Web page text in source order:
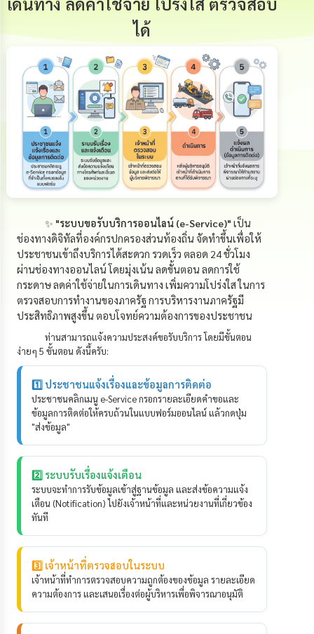
จ้าง
เงิน
การ
คลัง
นโยบาย
No
Gift
Policy
การ
เพื่อ
ป้องกัน
การ
ทุจริต
มาตรการ
ส่ง
เสริม
คุณธรรม
และ
โปร่งใส
ร้อง
เรียน
ร้อง
ทุกข์
e-
Service
กิจการ
สภา
กิจการ
สภา
ได้
✨ "ระบบขอรับบริการออนไลน์ (e-Service)" เป็น
ช่องทางดิจิทัลที่องค์กรปกครองส่วนท้องถิ่น จัดทำขึ้นเพื่อให้
ประชาชนเข้าถึงบริการได้สะดวก รวดเร็ว ตลอด 24 ชั่วโมง
ผ่านช่องทางออนไลน์ โดยมุ่งเน้น ลดขั้นตอน ลดการใช้
กระดาษ ลดค่าใช้จ่ายในการเดินทาง เพิ่มความโปร่งใส ในการ
ตรวจสอบการทำงานของภาครัฐ การบริหารงานภาครัฐมี
ประสิทธิภาพสูงขึ้น ตอบโจทย์ความต้องการของประชาชน
ท่านสามารถแจ้งความประสงค์ขอรับบริการ โดยมีขั้นตอน
ง่ายๆ 5 ขั้นตอน ดังนี้ครับ:
1️⃣ ประชาชนแจ้งเรื่องและข้อมูลการติดต่อ
ประชาชนคลิกเมนู e-Service กรอกรายละเอียดคำขอและ
ข้อมูลการติดต่อให้ครบถ้วนในแบบฟอร์มออนไลน์ แล้วกดปุ่ม
"ส่งข้อมูล"
2️⃣ ระบบรับเรื่องแจ้งเตือน
ระบบจะทำการรับข้อมูลเข้าสู่ฐานข้อมูล และส่งข้อความแจ้ง
เตือน (Notification) ไปยังเจ้าหน้าที่และหน่วยงานที่เกี่ยวข้อง
ทันที
3️⃣ เจ้าหน้าที่ตรวจสอบในระบบ
เจ้าหน้าที่ทำการตรวจสอบความถูกต้องของข้อมูล รายละเอียด
ความต้องการ และเสนอเรื่องต่อผู้บริหารเพื่อพิจารณาอนุมัติ